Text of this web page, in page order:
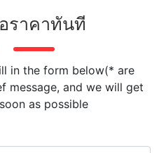
ราคาทันที
in the form below(* are
message, and we will get
as possible